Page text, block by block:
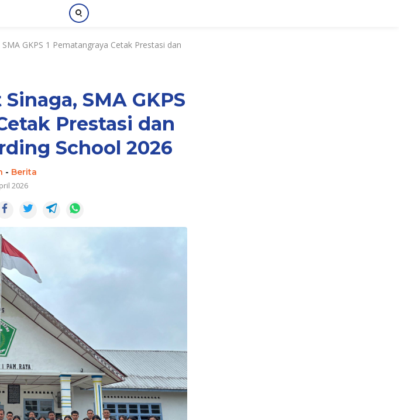
GKPS 1 Pematangraya Cetak Prestasi dan
SMA GKPS
Prestasi dan
School 2026
- Berita
2026